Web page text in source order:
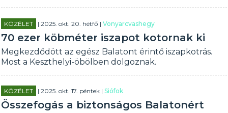
KÖZÉLET | 2025. okt. 20. hétfő |Vonyarcvashegy
70 ezer köbméter iszapot kotornak ki
Megkezdődött az egész Balatont érintő iszapkotrás.
Most a Keszthelyi-öbölben dolgoznak.
KÖZÉLET | 2025. okt. 17. péntek |Siófok
Összefogás a biztonságos Balatonért